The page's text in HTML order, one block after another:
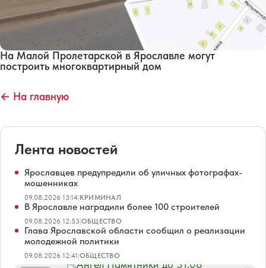
На Малой Пролетарской в Ярославле могут
построить многоквартирный дом
← На главную
Лента новостей
Ярославцев предупредили об уличных фотографах-
мошенниках
09.08.2026 13:14|КРИМИНАЛ
В Ярославле наградили более 100 строителей
09.08.2026 12:53|ОБЩЕСТВО
Глава Ярославской области сообщил о реализации
молодежной политики
09.08.2026 12:41|ОБЩЕСТВО